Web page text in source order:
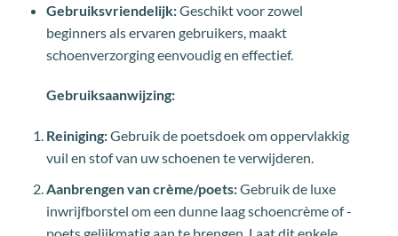
Gebruiksvriendelijk:Geschikt voor zowel
beginners als ervaren gebruikers, maakt
schoenverzorging eenvoudig en effectief.
Gebruiksaanwijzing:
Reiniging:Gebruik de poetsdoek om oppervlakkig
vuil en stof van uw schoenen te verwijderen.
Aanbrengen van crème/poets:Gebruik de luxe
inwrijfborstel om een dunne laag schoencrème of -